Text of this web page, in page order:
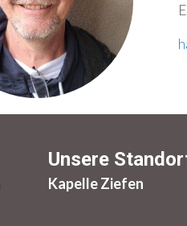
Unsere
Kapelle Ziefen